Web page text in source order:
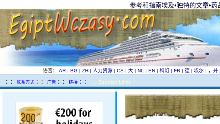
参考和指南埃及•独特的文章•
语言： AR | BG | ZH | 人力资源 | CS | 大 | NL | EN | 科幻 | FR | 德 | 埃尔 | ，并
：： 联系方式 ：： 广告 ：： 链接 ：： Sponsor Links